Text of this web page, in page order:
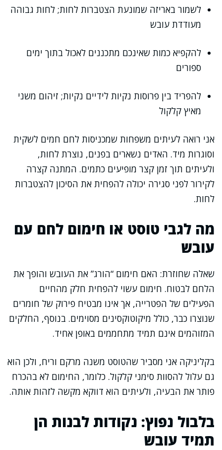
לשמור באריזה שמונעת הצטברות לחות; לחות גבוהה
מעודדת עובש
להקפיא כמות שאינכם מתכננים לאכול בתוך ימים
ספורים
להפריד בין פרוסות נקיות לידיים נקיות; זיהום משני
מאיץ קלקול
אני רואה לעיתים משפחות שמכניסות לחם חמים לשקית
וסוגרות מיד. האדים נשארים בפנים, נוצרת לחות,
ולעיתים תוך זמן קצר מופיעים כתמים. המתנה קצרה
לקירור לפני סגירה יכולה להפחית את הסיכון להצטברות
לחות.
מה לגבי טוסט או חימום לחם עם
עובש
שאלה שחוזרת: האם חימום “הורג” את העובש והופך את
הלחם לבטוח. חימום עשוי להפחית חלק מהחיים
הפעילים של הפטרייה, אך אינו מבטיח פירוק של חומרים
שנוצרו כבר, כולל מיקוטוקסינים מסוימים. בנוסף, החלקים
המזוהמים אינם תמיד מתחממים באופן אחיד.
בקליניקה אני מסביר שהטוסט משנה מרקם וריח, ולכן הוא
גם עלול להסוות סימני קלקול. כלומר, החימום לא בהכרח
פותר את הבעיה, ולעיתים הוא דווקא מקשה לזהות אותה.
בלבול נפוץ: נקודות לבנות הן
תמיד עובש